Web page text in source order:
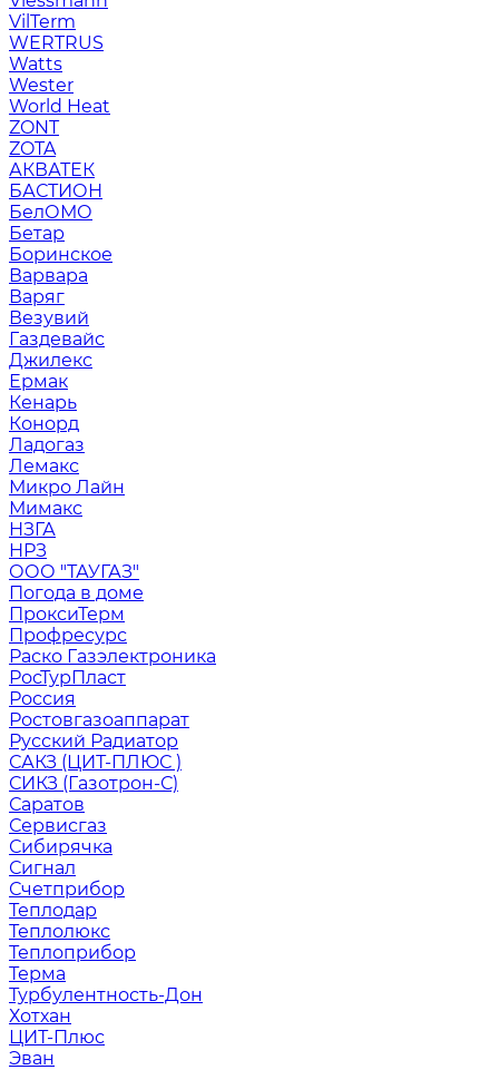
VilTerm
WERTRUS
Watts
Wester
World Heat
ZONT
ZOTA
АКВАТЕК
БАСТИОН
БелОМО
Бетар
Боринское
Варвара
Варяг
Везувий
Газдевайс
Джилекс
Ермак
Кенарь
Конорд
Ладогаз
Лемакс
Микро Лайн
Мимакс
НЗГА
НРЗ
ООО "ТАУГАЗ"
Погода в доме
ПроксиТерм
Профресурс
Раско Газэлектроника
РосТурПласт
Россия
Ростовгазоаппарат
Русский Радиатор
САКЗ (ЦИТ-ПЛЮС )
СИКЗ (Газотрон-С)
Саратов
Сервисгаз
Сибирячка
Сигнал
Счетприбор
Теплодар
Теплолюкс
Теплоприбор
Терма
Турбулентность-Дон
Хотхан
ЦИТ-Плюс
Эван